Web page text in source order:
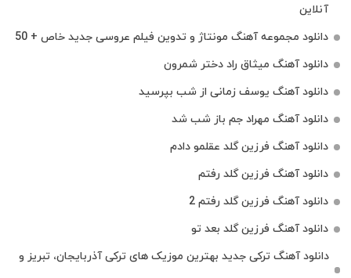
آنلاین
دانلود مجموعه آهنگ مونتاژ و تدوین فیلم عروسی جدید خاص + 50
دانلود آهنگ میثاق راد دختر شمرون
دانلود آهنگ یوسف زمانی از شب بپرسید
دانلود آهنگ مهراد جم باز شب شد
دانلود آهنگ فرزین گلد عقلمو دادم
دانلود آهنگ فرزین گلد رفتم
دانلود آهنگ فرزین گلد رفتم 2
دانلود آهنگ فرزین گلد بعد تو
دانلود آهنگ ترکی جدید بهترین موزیک‌ های ترکی آذربایجان، تبریز و